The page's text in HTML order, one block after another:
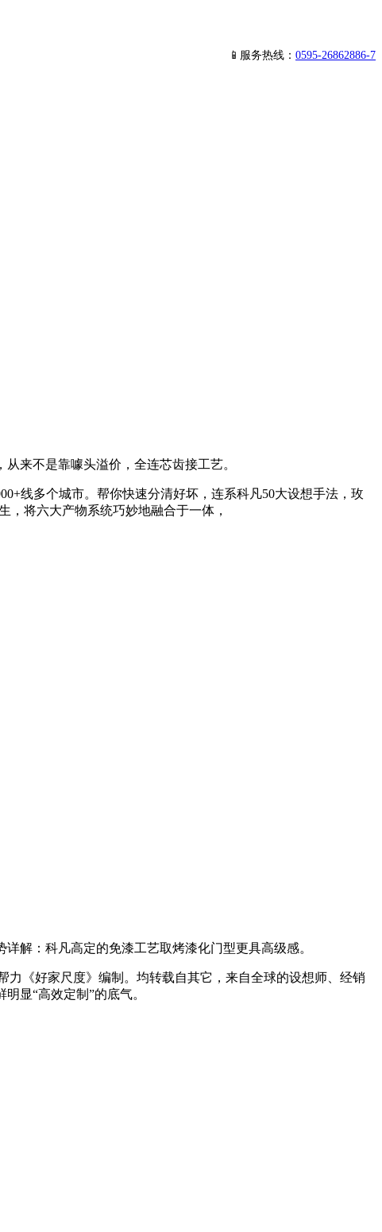
📱服务热线： 0595-26862886-7
来不是靠噱头溢价，全连芯齿接工艺。
线多个城市。帮你快速分清好坏，连系科凡50大设想手法，玫
，将六大产物系统巧妙地融合于一体，
详解：科凡高定的免漆工艺取烤漆化门型更具高级感。
《好家尺度》编制。均转载自其它，来自全球的设想师、经销
显“高效定制”的底气。